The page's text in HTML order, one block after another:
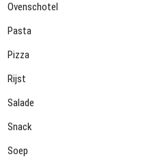
Ovenschotel
Pasta
Pizza
Rijst
Salade
Snack
Soep